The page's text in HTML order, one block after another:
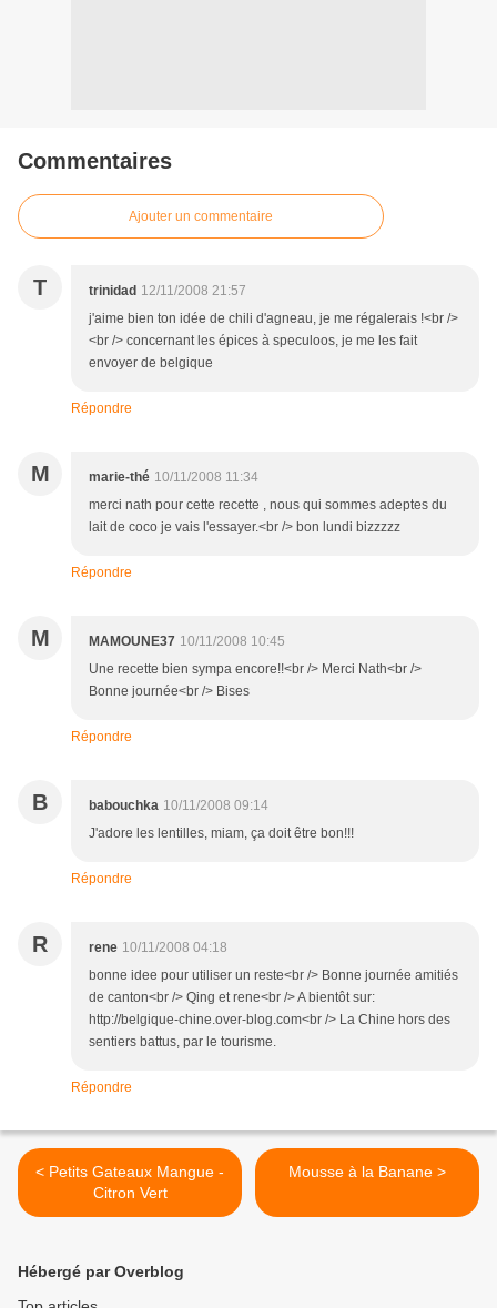
Commentaires
Ajouter un commentaire
T trinidad 12/11/2008 21:57
j'aime bien ton idée de chili d'agneau, je me régalerais !<br />
<br /> concernant les épices à speculoos, je me les fait
envoyer de belgique
Répondre
M marie-thé 10/11/2008 11:34
merci nath pour cette recette , nous qui sommes adeptes du
lait de coco je vais l'essayer.<br /> bon lundi bizzzzz
Répondre
M MAMOUNE37 10/11/2008 10:45
Une recette bien sympa encore!!<br /> Merci Nath<br />
Bonne journée<br /> Bises
Répondre
B babouchka 10/11/2008 09:14
J'adore les lentilles, miam, ça doit être bon!!!
Répondre
R rene 10/11/2008 04:18
bonne idee pour utiliser un reste<br /> Bonne journée amitiés
de canton<br /> Qing et rene<br /> A bientôt sur:
http://belgique-chine.over-blog.com<br /> La Chine hors des
sentiers battus, par le tourisme.
Répondre
< Petits Gateaux Mangue -
Citron Vert
Mousse à la Banane >
Hébergé par Overblog